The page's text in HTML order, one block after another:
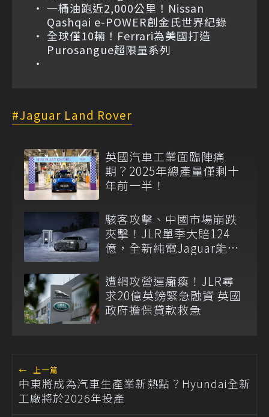
一桶油跑近2,000公里！Nissan
Qashqai e-POWER創金氏世界紀錄
全球僅10輛！Ferrari為美國打造
Purosangue超限量系列
Jaguar Land Rover
英國汽車工業面臨陣痛
期？2025年總產量僅剩十
年前一半！
駭客攻擊、中國市場崩跌
夾擊！JLR單季大賠124
億，全新純電Jaguar能否
遭網攻營運癱瘓！JLR尋
求20億英鎊緊急融資 英國
政府擔保貸款救急
← 上一篇
中東將成為汽車生產業新熱點？Hyundai全新
工廠將於2026年投產